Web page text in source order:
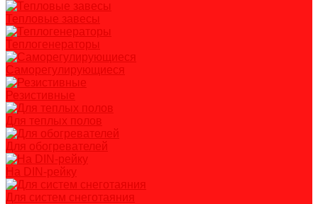
Тепловые завесы
Теплогенераторы
Саморегулирующиеся
Резистивные
Для теплых полов
Для обогревателей
На DIN-рейку
Для систем снеготаяния